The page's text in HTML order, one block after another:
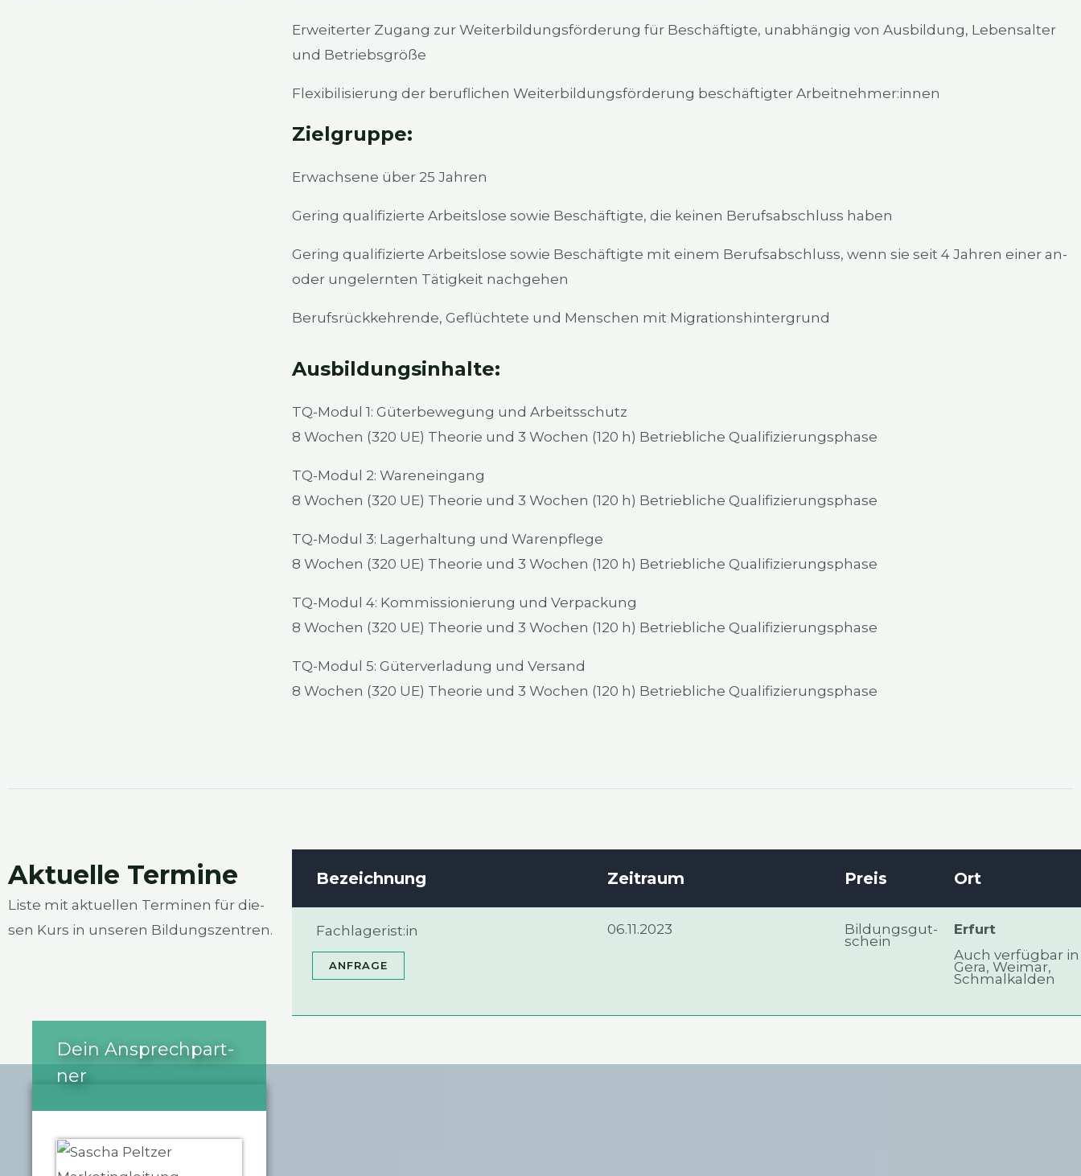
Erwei­ter­ter Zugang zur Wei­ter­bil­dungs­för­de­rung für Beschäf­tig­te, unab­hän­gig von Aus­bil­dung, Lebens­al­ter
und Betriebs­grö­ße
Fle­xi­bi­li­sie­rung der beruf­li­chen Wei­ter­bil­dungs­för­de­rung beschäf­tig­ter Arbeitnehmer:innen
Ziel­grup­pe:
Erwach­se­ne über 25 Jah­ren
Gering qua­li­fi­zier­te Arbeits­lo­se sowie Beschäf­tig­te, die kei­nen Berufs­ab­schluss haben
Gering qua­li­fi­zier­te Arbeits­lo­se sowie Beschäf­tig­te mit einem Berufs­ab­schluss, wenn sie seit 4 Jah­ren einer an-
oder unge­lern­ten Tätig­keit nach­ge­hen
Berufs­rück­keh­ren­de, Geflüch­te­te und Men­schen mit Migra­ti­ons­hin­ter­grund
Aus­bil­dungs­in­hal­te:
TQ-Modul 1: Güter­be­we­gung und Arbeits­schutz
8 Wochen (320 UE) Theo­rie und 3 Wochen (120 h) Betrieb­li­che Qua­li­fi­zie­rungs­pha­se
TQ-Modul 2: Waren­ein­gang
8 Wochen (320 UE) Theo­rie und 3 Wochen (120 h) Betrieb­li­che Qua­li­fi­zie­rungs­pha­se
TQ-Modul 3: Lager­hal­tung und Waren­pfle­ge
8 Wochen (320 UE) Theo­rie und 3 Wochen (120 h) Betrieb­li­che Qua­li­fi­zie­rungs­pha­se
TQ-Modul 4: Kom­mis­sio­nie­rung und Ver­pa­ckung
8 Wochen (320 UE) Theo­rie und 3 Wochen (120 h) Betrieb­li­che Qua­li­fi­zie­rungs­pha­se
TQ-Modul 5: Güter­ver­la­dung und Ver­sand
8 Wochen (320 UE) Theo­rie und 3 Wochen (120 h) Betrieb­li­che Qua­li­fi­zie­rungs­pha­se
Aktu­el­le Ter­mi­ne
Lis­te mit aktu­el­len Ter­mi­nen für die­
sen Kurs in unse­ren Bil­dungs­zen­tren.
Bezeich­nung Zeit­raum Preis Ort
Fachlagerist:in
ANFRA­GE
06.11.2023 Bil­dungs­gut­
schein
Erfurt
Auch ver­füg­bar in
Gera, Wei­mar,
Schmal­kal­den
Dein Ansprech­part­
ner